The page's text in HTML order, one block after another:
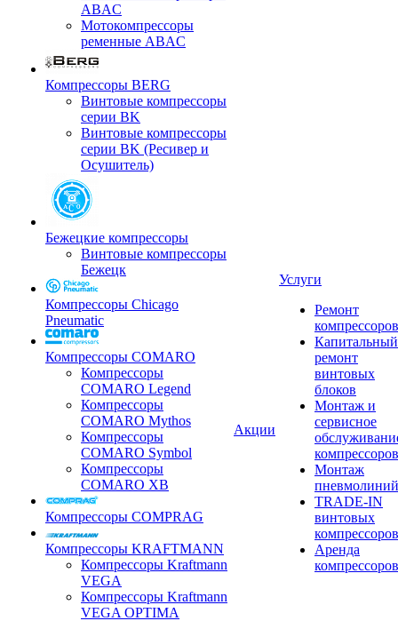
ABAC
Мотокомпрессоры
ременные ABAC
Компрессоры BERG
Винтовые компрессоры
серии BK
Винтовые компрессоры
серии BK (Ресивер и
Осушитель)
Бежецкие компрессоры
Винтовые компрессоры
Бежецк
Компрессоры Chicago
Pneumatic
Компрессоры COMARO
Компрессоры
COMARO Legend
Компрессоры
COMARO Mythos
Компрессоры
COMARO Symbol
Компрессоры
COMARO XB
Компрессоры COMPRAG
Компрессоры KRAFTMANN
Компрессоры Kraftmann
VEGA
Компрессоры Kraftmann
VEGA OPTIMA
Акции
Услуги
Ремонт
компрессоров
Капитальный
ремонт
винтовых
блоков
Монтаж и
сервисное
компрессоров
Монтаж
пневмолиний
TRADE-IN
винтовых
компрессоров
Аренда
компрессоров